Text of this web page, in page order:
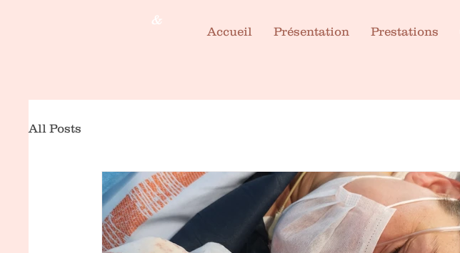
&
Accueil Présentation Prestations
All Posts